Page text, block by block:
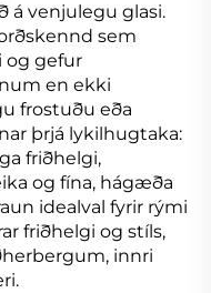
á venjulegu glasi.
sem
og gefur
en ekki
frostuðu eða
þrjá lykilhugtaka:
friðhelgi,
og fína, hágæða
idealval fyrir rými
friðhelgi og stíls,
innri